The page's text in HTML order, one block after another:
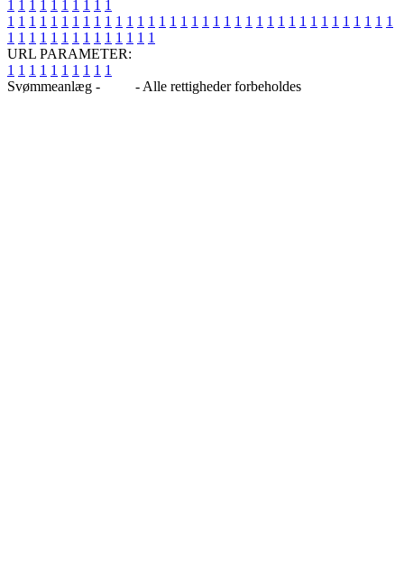
1 1 1 1 1 1 1 1 1 1
1 1 1 1 1 1 1 1 1 1 1 1 1 1 1 1 1 1 1 1 1 1 1 1 1 1 1 1 1 1 1 1 1 1 1 1
1 1 1 1 1 1 1 1 1 1 1 1 1 1
URL PARAMETER:
1 1 1 1 1 1 1 1 1 1
Svømmeanlæg -
- Alle rettigheder forbeholdes